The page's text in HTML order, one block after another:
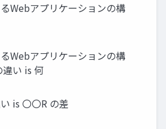
Webアプリケーションの構
Webアプリケーションの構
違い is 何
is 〇〇R の差